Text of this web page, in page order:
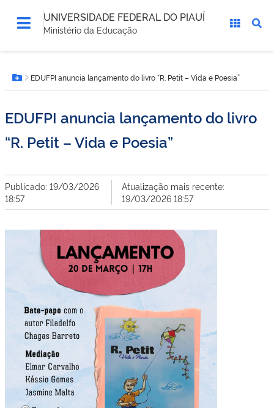
UNIVERSIDADE FEDERAL DO PIAUÍ
Ministério da Educação
está
aqui:Botão Menu
EDUFPI anuncia lançamento do livro “R. Petit – Vida e Poesia”
EDUFPI anuncia lançamento do livro
“R. Petit – Vida e Poesia”
Publicado: 19/03/2026
18:57
Atualização mais recente:
19/03/2026 18:57